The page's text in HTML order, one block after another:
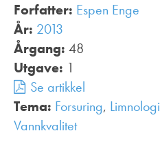
Forfatter: Espen Enge
År: 2013
Årgang: 48
Utgave: 1
Se artikkel
Tema: Forsuring, Limnologi
Vannkvalitet,